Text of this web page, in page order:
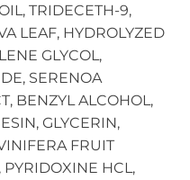
TRIDECETH-9,
LEAF, HYDROLYZED
GLYCOL,
SERENOA
BENZYL ALCOHOL,
GLYCERIN,
FRUIT
PYRIDOXINE HCL,